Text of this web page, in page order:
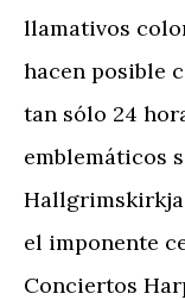
llamativos
hacen posible
tan sólo 24
emblemáticos
el imponente
Conciertos